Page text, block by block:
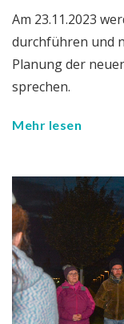
Am 23.11.2023
durchführen und
Planung der
sprechen.
Mehr lesen